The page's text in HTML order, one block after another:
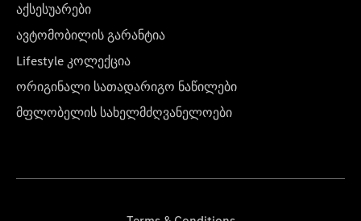
აქსესუარები
ავტომობილის გარანტია
Lifestyle კოლექცია
ორიგინალი სათადარიგო ნაწილები
მფლობელის სახელმძღვანელოები